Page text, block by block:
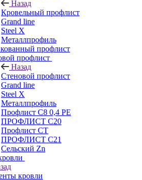
Назад
Кровельный профлист
Grand line
Steel X
Металлпрофиль
профлист
профлист
Назад
Стеновой профлист
Grand line
Steel X
Металлпрофиль
Профлист С8 0,4 РЕ
ПРОФЛИСТ С20
Профлист СТ
ПРОФЛИСТ С21
Сельский Zn
кровли